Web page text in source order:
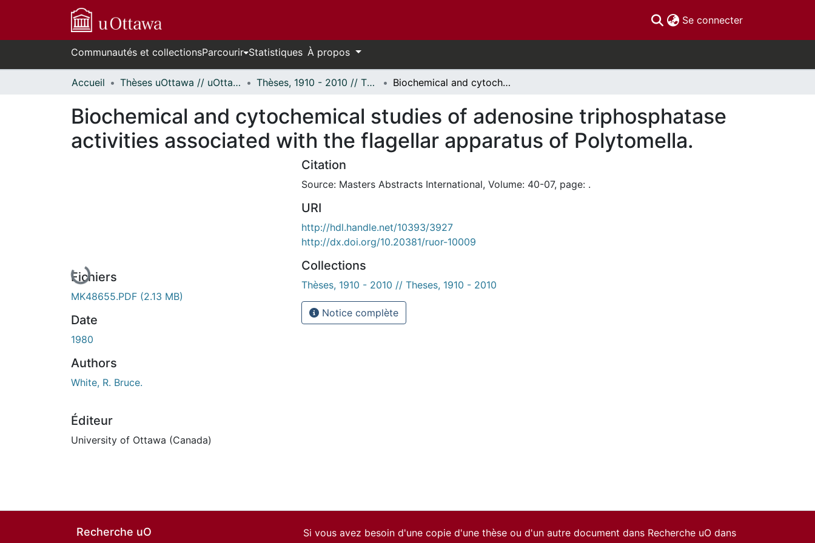
Se connecter(current)
Communautés et collectionsParcourir Statistiques À propos
Accueil Thèses uOttawa // uOttawa Theses Thèses, 1910 - 2010 // Theses, 1910 - 2010 Biochemical and cytochemical studies of adenosine triphosphatase activities associated with the flagellar apparatus of Polytomella.
Biochemical and cytochemical studies of adenosine triphosphatase
activities associated with the flagellar apparatus of Polytomella.
En cours de chargement...
Fichiers
MK48655.PDF (2.13 MB)
Date
1980
Authors
White, R. Bruce.
Éditeur
University of Ottawa (Canada)
Citation
Source: Masters Abstracts International, Volume: 40-07, page: .
URI
http://hdl.handle.net/10393/3927
http://dx.doi.org/10.20381/ruor-10009
Collections
Thèses, 1910 - 2010 // Theses, 1910 - 2010
Notice complète
Recherche uO
Si vous avez besoin d'une copie d'une thèse ou d'un autre document dans Recherche uO dans